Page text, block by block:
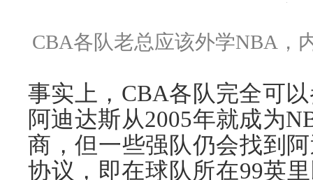
CBA各队老总应该外学NBA，
事实上，CBA各队完全可
阿迪达斯从2005年就成为
商，但一些强队仍会找到
协议，即在球队所在99英